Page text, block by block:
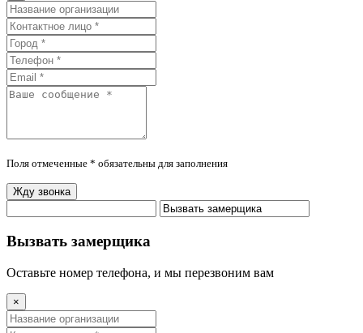
Поля отмеченные * обязательны для заполнения
Жду звонка
Вызвать замерщика
Оставьте номер телефона, и мы перезвоним вам
×